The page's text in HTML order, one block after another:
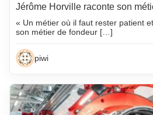
Jérôme Horville raconte son
« Un métier où il faut rester patient
son métier de fondeur […]
piwi